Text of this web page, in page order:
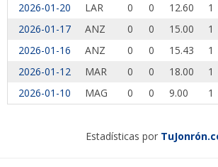
2026-01-20
LAR 0 0 12.60 1
2026-01-17
ANZ 0 0 15.00 1
2026-01-16
ANZ 0 0 15.43 1
2026-01-12
MAR 0 0 18.00 1
2026-01-10
MAG 0 0 9.00 1
Estadísticas por